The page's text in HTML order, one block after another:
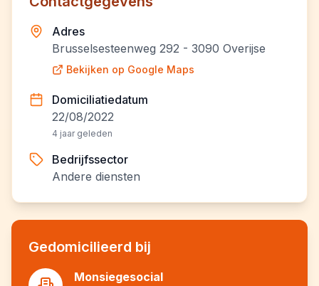
Adres
Brusselsesteenweg 292 - 3090 Overijse
Bekijken op Google Maps
Domiciliatiedatum
22/08/2022
4 jaar geleden
Bedrijfssector
Andere diensten
Gedomicilieerd bij
Monsiegesocial